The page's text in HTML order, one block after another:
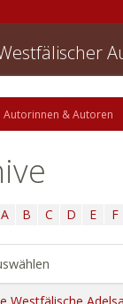
Autorinnen & Autoren
A B C D E F